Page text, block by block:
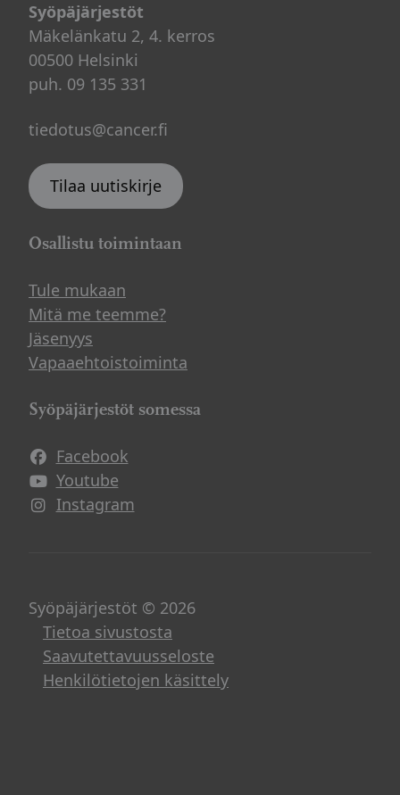
Syöpäjärjestöt
Mäkelänkatu 2, 4. kerros
00500 Helsinki
puh. 09 135 331
tiedotus@cancer.fi
Tilaa uutiskirje
Osallistu toimintaan
Tule mukaan
Mitä me teemme?
Jäsenyys
Vapaaehtoistoiminta
Syöpäjärjestöt somessa
Facebook
Avautuu uuteen ikkunaan
Youtube
Avautuu uuteen ikkunaan
Instagram
Avautuu uuteen ikkunaan
Syöpäjärjestöt © 2026
Tietoa sivustosta
Saavutettavuusseloste
Henkilötietojen käsittely